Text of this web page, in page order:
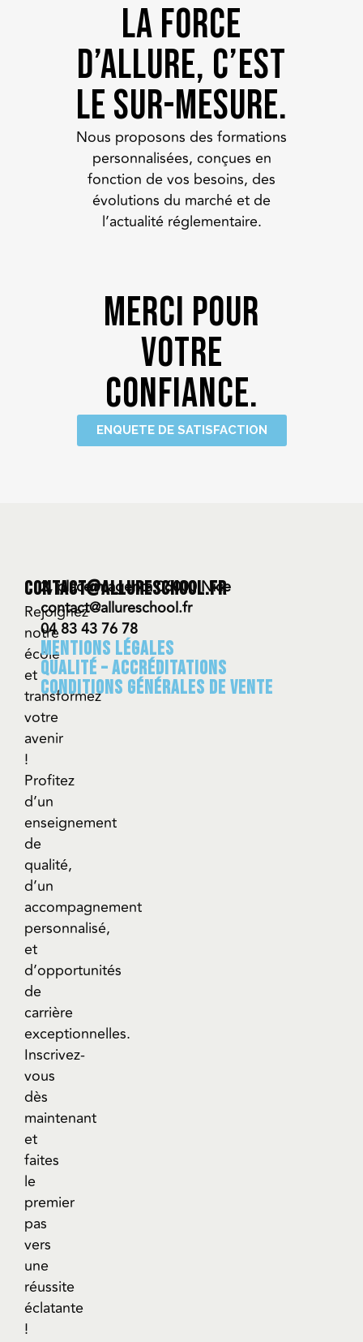
La force
d’Allure, c’est
le sur-mesure.
Nous proposons des formations
personnalisées, conçues en
fonction de vos besoins, des
évolutions du marché et de
l’actualité réglementaire.
Merci pour
votre
confiance.
ENQUETE DE SATISFACTION
contact@allureschool.fr
Rejoignez
notre
école
et
transformez
votre
avenir
!
Profitez
d’un
enseignement
de
qualité,
d’un
accompagnement
personnalisé,
et
d’opportunités
de
carrière
exceptionnelles.
Inscrivez-
vous
dès
maintenant
et
faites
le
premier
pas
vers
une
réussite
éclatante
!
2, place magenta 06000 Nice
contact@allureschool.fr
04 83 43 76 78
Mentions légales
QUALITÉ – ACCRÉDITATIONS
CONDITIONS GÉNÉRALES DE VENTE